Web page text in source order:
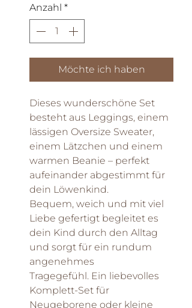
Anzahl *
Möchte ich haben
Dieses wunderschöne Set
besteht aus Leggings, einem
lässigen Oversize Sweater,
einem Lätzchen und einem
warmen Beanie – perfekt
aufeinander abgestimmt für
dein Löwenkind.
Bequem, weich und mit viel
Liebe gefertigt begleitet es
dein Kind durch den Alltag
und sorgt für ein rundum
angenehmes
Tragegefühl. Ein liebevolles
Komplett-Set für
Neugeborene oder kleine